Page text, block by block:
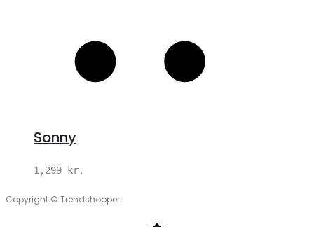
Sonny
1,299 kr.
Copyright © Trendshopper